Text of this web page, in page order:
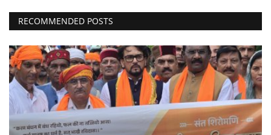
RECOMMENDED POSTS